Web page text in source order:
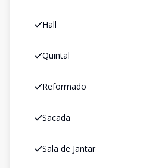
Hall
Quintal
Reformado
Sacada
Sala de Jantar